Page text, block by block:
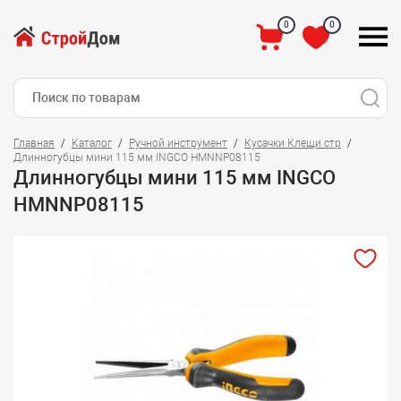
0 0
Главная Каталог Ручной инструмент
Кусачки Клещи стр
Длинногубцы мини 115 мм INGCO HMNNP08115
Длинногубцы мини 115 мм INGCO
HMNNP08115